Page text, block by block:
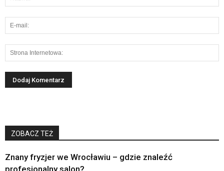
ZOBACZ TEŻ
Znany fryzjer we Wrocławiu – gdzie znaleźć
profesjonalny salon?